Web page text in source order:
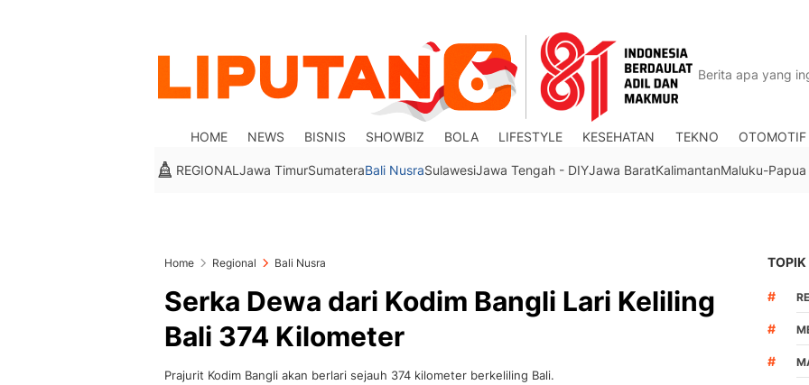
HOME NEWS BISNIS SHOWBIZ BOLA LIFESTYLE KESEHATAN TEKNO OTOMOTIF
REGIONAL Jawa TimurSumateraBali NusraSulawesiJawa Tengah - DIYJawa BaratKalimantanMaluku-Papua
Home Regional Bali Nusra
Serka Dewa dari Kodim Bangli Lari Keliling
Bali 374 Kilometer
Prajurit Kodim Bangli akan berlari sejauh 374 kilometer berkeliling Bali.
TOPIK
#
#
#